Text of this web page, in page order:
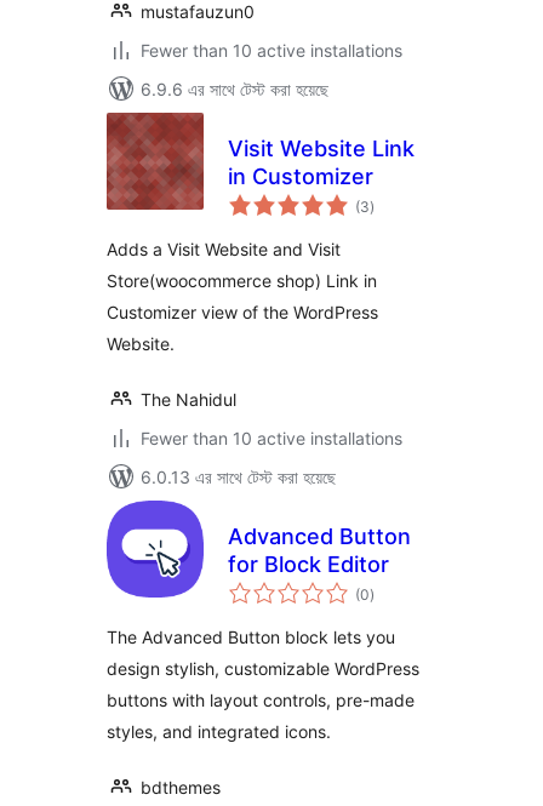
mustafauzun0
Fewer than 10 active installations
6.9.6 এর সাথে টেস্ট করা হয়েছে
Visit Website Link
in Customizer
(3total
ratings
)
Adds a Visit Website and Visit
Store(woocommerce shop) Link in
Customizer view of the WordPress
Website.
The Nahidul
Fewer than 10 active installations
6.0.13 এর সাথে টেস্ট করা হয়েছে
Advanced Button
for Block Editor
(0total
ratings
)
The Advanced Button block lets you
design stylish, customizable WordPress
buttons with layout controls, pre-made
styles, and integrated icons.
bdthemes